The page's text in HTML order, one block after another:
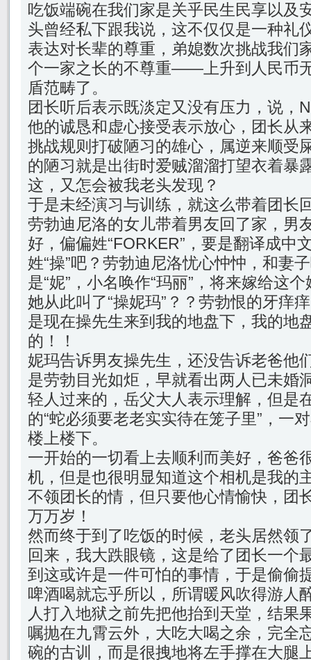
吃饭端碗在我们家是关乎民生民享以及
头曾经私下跟我说，这不仅仅是一种礼
表达对长辈的尊重，弟媳数次挑战我们
个一家之长的不尊重——上升到人民币
盾范畴了。
团长听后表示既淡定又没有压力，说，
他的诚恳和虚心接受表示放心，团长从
挑战规则打破陋习的雄心，属逆来顺受
的陋习就是出街时爱贼溜溜打望衣着暴
这，又怎会被我老头发现？
于是未经演习与训练，就这么带着团长
劳勃迪尼洛的女儿带着男友回了家，男
好，偏偏姓“FORKER”，要是翻译成中
姓“操”吧？劳勃迪尼洛忧心忡忡，和妻
是“妮”，小名唤作“玛丽”，将来嫁给这
她从此叫了“操妮玛”？？劳勃恨的牙痒
是现在操先生来到我的地盘下，我的地
的！！
妮玛告诉男友操先生，还没告诉老爸他
是劳勃目光如炬，早就看出两人已未婚
轻人过来的，岳父大人表示理解，但是
的“蛇必须要老老实实待在笼子里”，一
楼上楼下。
一开始的一切看上去顺利而美好，爸爸
机，但是也很明显知道这个相机是我的
不领团长的情，但只要他心情愉快，团
万万岁！
然而终于到了吃饭的时候，老头居然领
回来，我大跌眼镜，这是给了团长一个
到这或许是一件可怕的事情，于是偷偷
啤酒喝就忘乎所以，所谓暖风吹得游人
人打入地狱之前先把他抬到天堂，结
嘱抛在九霄云外，大吃大喝之余，完全
碗的古训，而是很拽地将左手撑在大